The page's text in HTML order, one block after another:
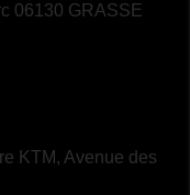
06130 GRASSE
KTM, Avenue des